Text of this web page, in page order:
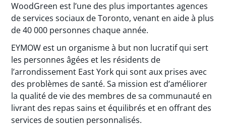
WoodGreen est l’une des plus importantes agences
de services sociaux de Toronto, venant en aide à plus
de 40 000 personnes chaque année.
EYMOW est un organisme à but non lucratif qui sert
les personnes âgées et les résidents de
l’arrondissement East York qui sont aux prises avec
des problèmes de santé. Sa mission est d’améliorer
la qualité de vie des membres de sa communauté en
livrant des repas sains et équilibrés et en offrant des
services de soutien personnalisés.